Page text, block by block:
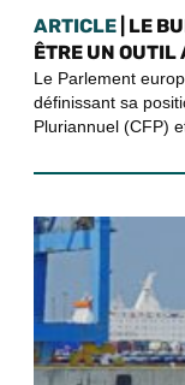
ARTICLE | LE
ÊTRE UN OUTIL
Le Parlement
définissant sa
Pluriannuel (CFP)